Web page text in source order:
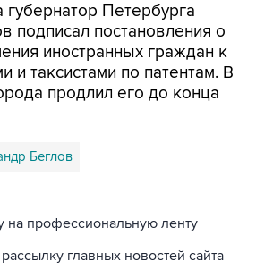
Петербурга
подписал постановления о
иностранных граждан к
и таксистами по патентам. В
продлил его до конца
Беглов
на профессиональную ленту
главных новостей сайта